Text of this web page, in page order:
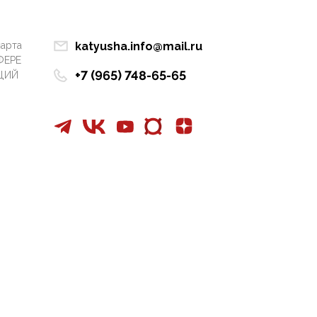
ценностей: «Новые
люди» поднимают
электорат феминисток
на битву с
katyusha.info@mail.ru
+7 (965) 748-65-65